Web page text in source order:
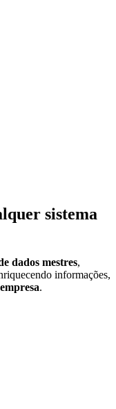
sistema
dados mestres,
informações,
.